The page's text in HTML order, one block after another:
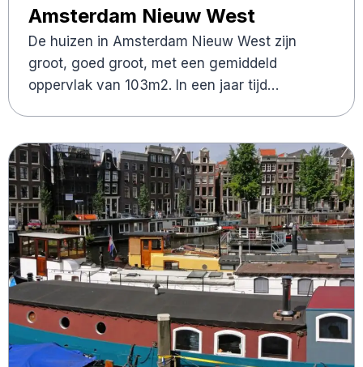
Amsterdam Nieuw West
De huizen in Amsterdam Nieuw West zijn
groot, goed groot, met een gemiddeld
oppervlak van 103m2. In een jaar tijd…